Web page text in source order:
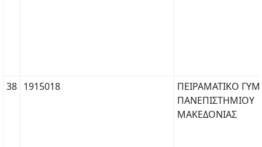
38 1915018
ΠΕΙΡΑΜΑΤΙΚΟ
ΠΑΝΕΠΙΣΤΗΜΙΟΥ
ΜΑΚΕΔΟΝΙΑΣ